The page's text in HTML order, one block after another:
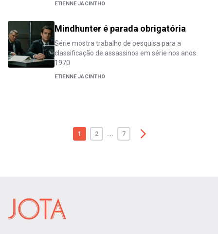
ETIENNE JACINTHO
Mindhunter é parada obrigatória
Série mostra trabalho de pesquisa para a
classificação de assassinos em série nos anos
1970
ETIENNE JACINTHO
1 2 ... 7